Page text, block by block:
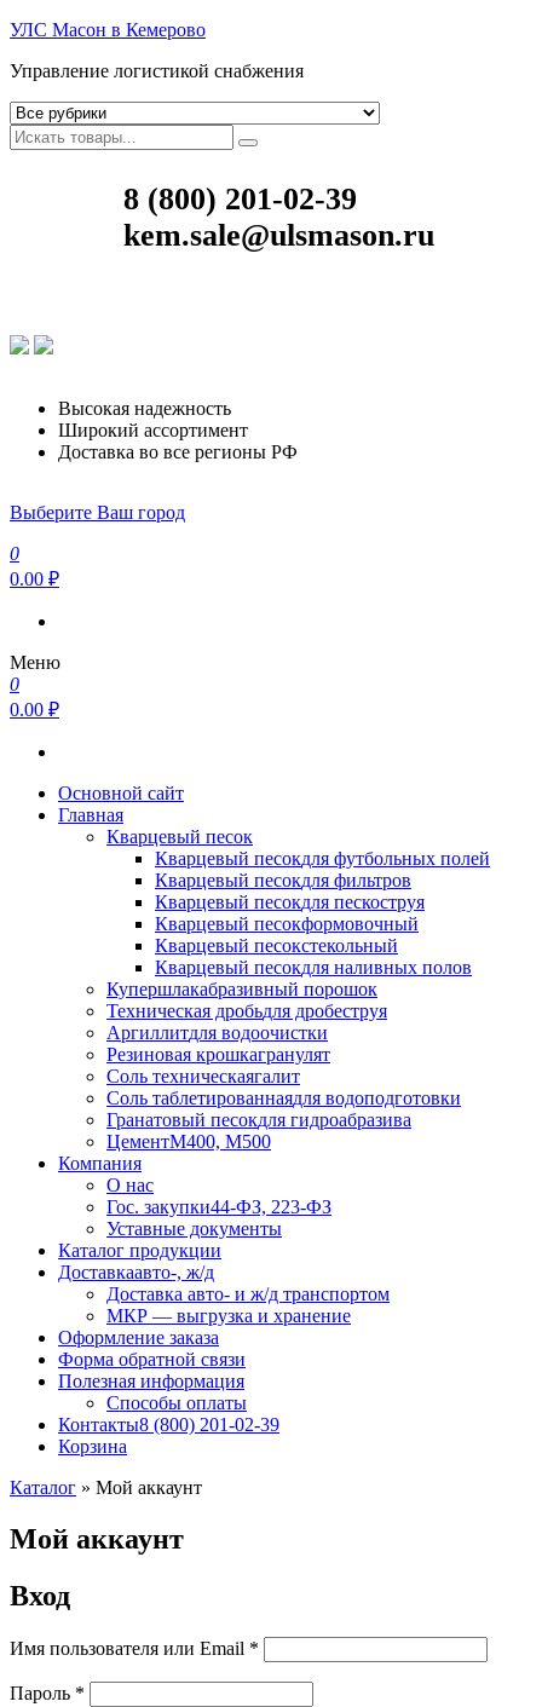
УЛС Масон в Кемерово
Управление логистикой снабжения
8 (800) 201-02-39
kem.sale@ulsmason.ru
Высокая надежность
Широкий ассортимент
Доставка во все регионы РФ
Выберите Ваш город
0
0.00 ₽
Меню
0
0.00 ₽
Основной сайт
Главная
Кварцевый песок
Кварцевый песокдля футбольных полей
Кварцевый песокдля фильтров
Кварцевый песокдля пескоструя
Кварцевый песокформовочный
Кварцевый песокстекольный
Кварцевый песокдля наливных полов
Купершлакабразивный порошок
Техническая дробьдля дробеструя
Аргиллитдля водоочистки
Резиновая крошкагранулят
Соль техническаягалит
Соль таблетированнаядля водоподготовки
Гранатовый песокдля гидроабразива
ЦементМ400, М500
Компания
О нас
Гос. закупки44-ФЗ, 223-ФЗ
Уставные документы
Каталог продукции
Доставкаавто-, ж/д
Доставка авто- и ж/д транспортом
МКР — выгрузка и хранение
Оформление заказа
Форма обратной связи
Полезная информация
Способы оплаты
Контакты8 (800) 201-02-39
Корзина
Каталог » Мой аккаунт
Мой аккаунт
Вход
Имя пользователя или Email *
Пароль *